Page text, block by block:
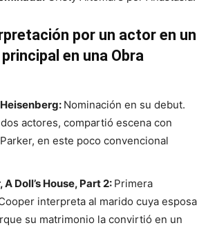
por un actor en un
en una Obra
Nominación en su debut.
actores, compartió escena con
en este poco convencional
Doll’s House, Part 2: Primera
interpreta al marido cuya esposa
su matrimonio la convirtió en un